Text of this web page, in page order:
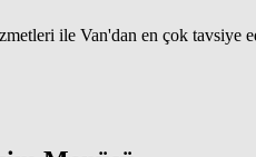
ile Van'dan en çok tavsiye